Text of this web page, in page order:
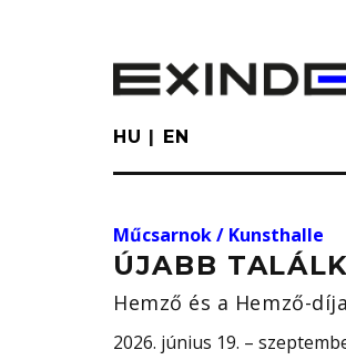
HU EN
Műcsarnok / Kunsthalle
ÚJABB
Hemző és a Hemző-
2026. június 19. –